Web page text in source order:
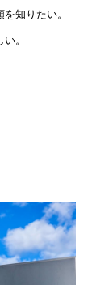
知りたい。
。